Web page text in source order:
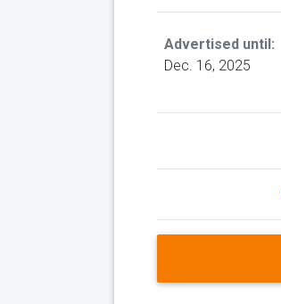
Advertised until:
Dec. 16, 2025